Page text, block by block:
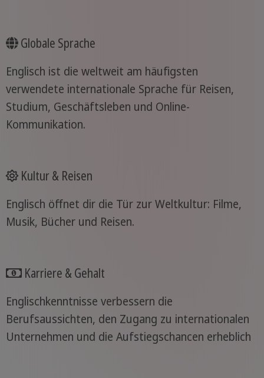
Globale Sprache
Englisch ist die weltweit am häufigsten
verwendete internationale Sprache für Reisen,
Studium, Geschäftsleben und Online-
Kommunikation.
Kultur & Reisen
Englisch öffnet dir die Tür zur Weltkultur: Filme,
Musik, Bücher und Reisen.
Karriere & Gehalt
Englischkenntnisse verbessern die
Berufsaussichten, den Zugang zu internationalen
Unternehmen und die Aufstiegschancen erheblich